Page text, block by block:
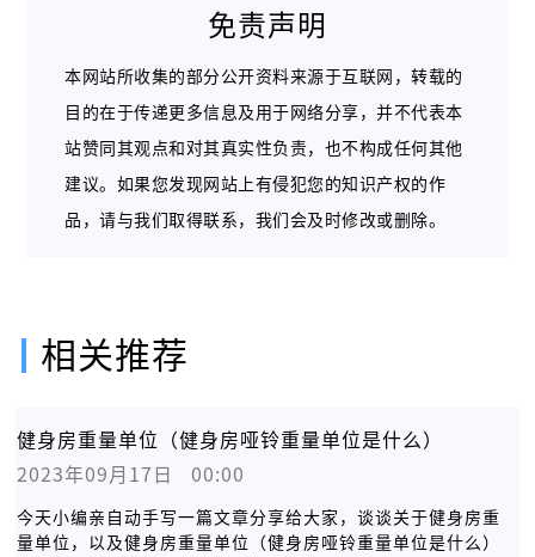
免责声明
本网站所收集的部分公开资料来源于互联网，转载的
目的在于传递更多信息及用于网络分享，并不代表本
站赞同其观点和对其真实性负责，也不构成任何其他
建议。如果您发现网站上有侵犯您的知识产权的作
品，请与我们取得联系，我们会及时修改或删除。
相关推荐
健身房重量单位（健身房哑铃重量单位是什么）
2023年09月17日   00:00
今天小编亲自动手写一篇文章分享给大家，谈谈关于健身房重
量单位，以及健身房重量单位（健身房哑铃重量单位是什么）